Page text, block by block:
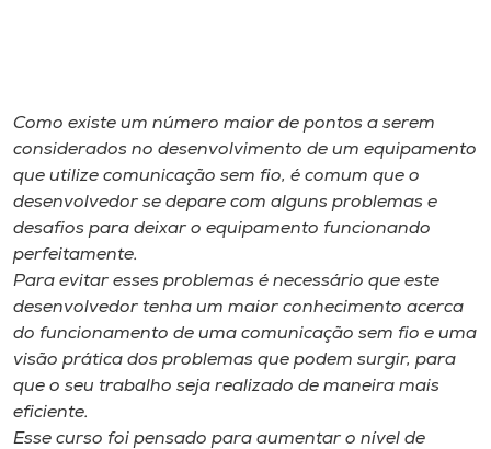
Rádio
Museu
Unoesc
Store
Como existe um número maior de pontos a serem
considerados no desenvolvimento de um equipamento
que utilize comunicação sem fio, é comum que o
desenvolvedor se depare com alguns problemas e
desafios para deixar o equipamento funcionando
perfeitamente.
Para evitar esses problemas é necessário que este
desenvolvedor tenha um maior conhecimento acerca
do funcionamento de uma comunicação sem fio e uma
visão prática dos problemas que podem surgir, para
que o seu trabalho seja realizado de maneira mais
eficiente.
Esse curso foi pensado para aumentar o nível de